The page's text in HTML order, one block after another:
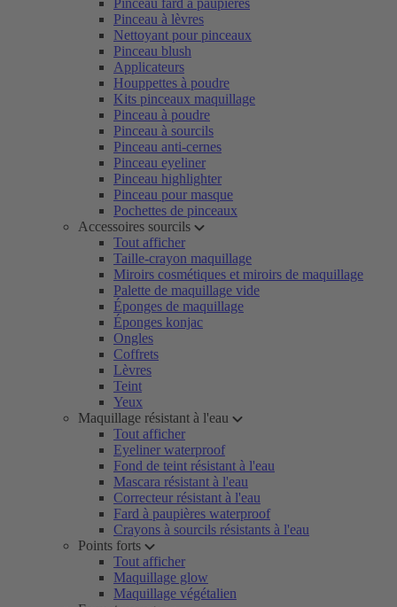
Pinceau fard à paupières
Pinceau à lèvres
Nettoyant pour pinceaux
Pinceau blush
Applicateurs
Houppettes à poudre
Kits pinceaux maquillage
Pinceau à poudre
Pinceau à sourcils
Pinceau anti-cernes
Pinceau eyeliner
Pinceau highlighter
Pinceau pour masque
Pochettes de pinceaux
Accessoires sourcils
Tout afficher
Taille-crayon maquillage
Miroirs cosmétiques et miroirs de maquillage
Palette de maquillage vide
Éponges de maquillage
Éponges konjac
Ongles
Coffrets
Lèvres
Teint
Yeux
Maquillage résistant à l'eau
Tout afficher
Eyeliner waterproof
Fond de teint résistant à l'eau
Mascara résistant à l'eau
Correcteur résistant à l'eau
Fard à paupières waterproof
Crayons à sourcils résistants à l'eau
Points forts
Tout afficher
Maquillage glow
Maquillage végétalien